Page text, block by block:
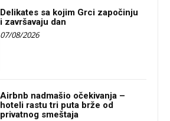
Delikates sa kojim Grci započinju
i završavaju dan
07/08/2026
Airbnb nadmašio očekivanja –
hoteli rastu tri puta brže od
privatnog smeštaja